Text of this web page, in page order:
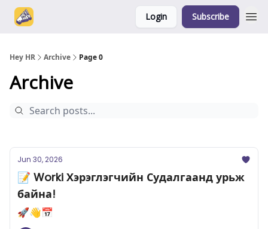
Login Subscribe
Hey HR Archive Page 0
Archive
Jun 30, 2026
📝 Worki Хэрэглэгчийн Судалгаанд урьж
байна!
🚀👋📅